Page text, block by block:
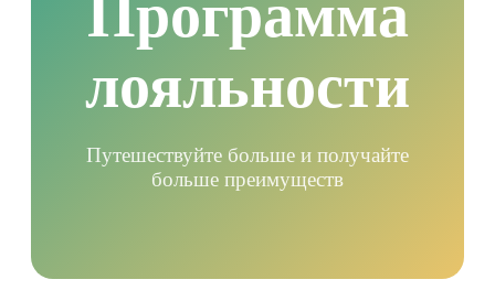
Программа
лояльности
Путешествуйте больше и получайте
больше преимуществ